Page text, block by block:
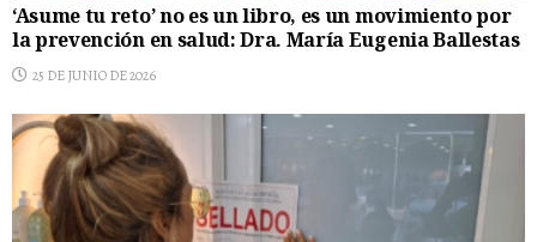
‘Asume tu reto’ no es un libro, es un movimiento por
la prevención en salud: Dra. María Eugenia Ballestas
25 DE JUNIO DE 2026